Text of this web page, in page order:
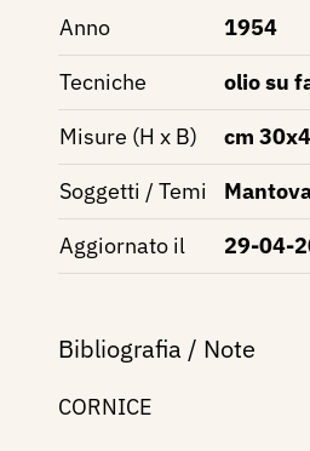
Anno
1954
Tecniche
olio su
Misure (H x B)
cm
Soggetti / Temi
Aggiornato il
29-04-
Bibliografia / Note
CORNICE